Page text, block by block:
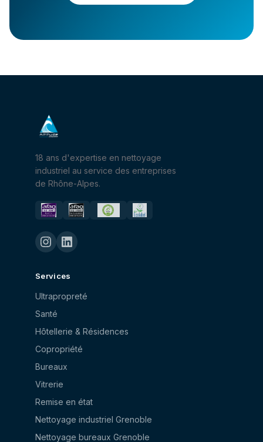
18 ans d'expertise en nettoyage
industriel au service des entreprises
de Rhône-Alpes.
Services
Ultrapropreté
Santé
Hôtellerie & Résidences
Copropriété
Bureaux
Vitrerie
Remise en état
Nettoyage industriel Grenoble
Nettoyage bureaux Grenoble